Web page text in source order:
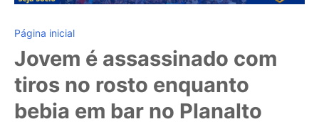
Página inicial
Jovem é assassinado com
tiros no rosto enquanto
bebia em bar no Planalto